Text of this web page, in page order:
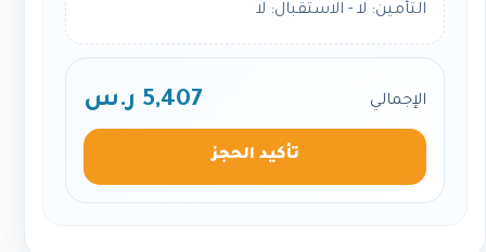
التأمين: لا - الاستقبال: لا
الإجمالي 5,407 ر.س
تأكيد الحجز